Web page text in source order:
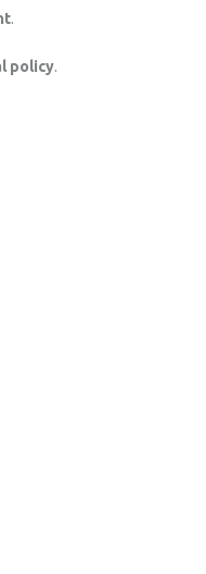
.
policy.